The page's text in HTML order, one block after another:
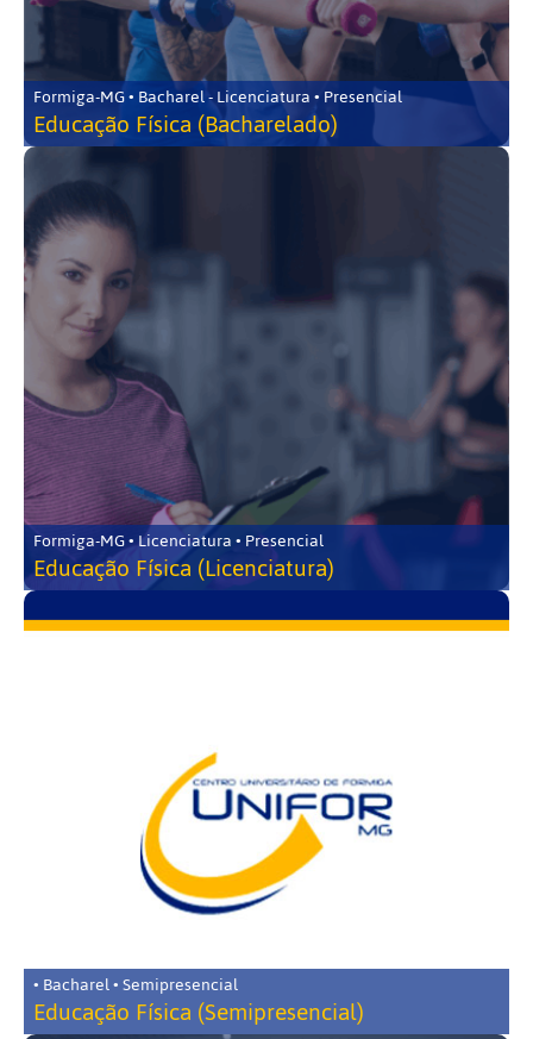
Formiga-MG • Bacharel - Licenciatura • Presencial
Educação Física (Bacharelado)
Formiga-MG • Licenciatura • Presencial
Educação Física (Licenciatura)
• Bacharel • Semipresencial
Educação Física (Semipresencial)